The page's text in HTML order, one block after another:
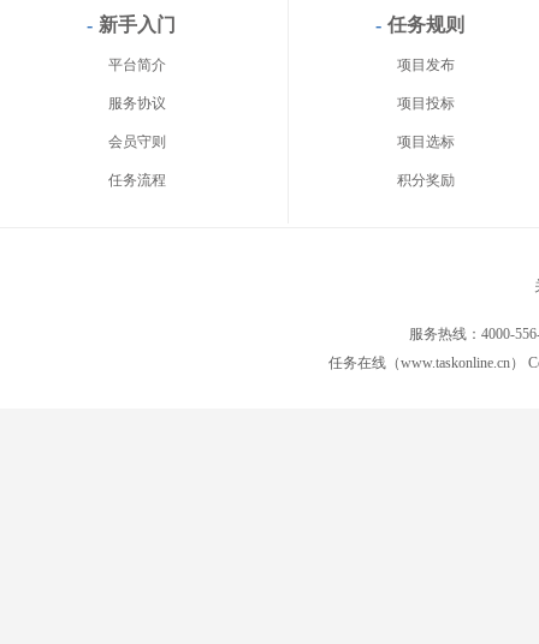
- 新手入门
平台简介
服务协议
会员守则
任务流程
- 任务规则
项目发布
项目投标
项目选标
积分奖励
服务热线：4000-
任务在线（www.taskonline.cn